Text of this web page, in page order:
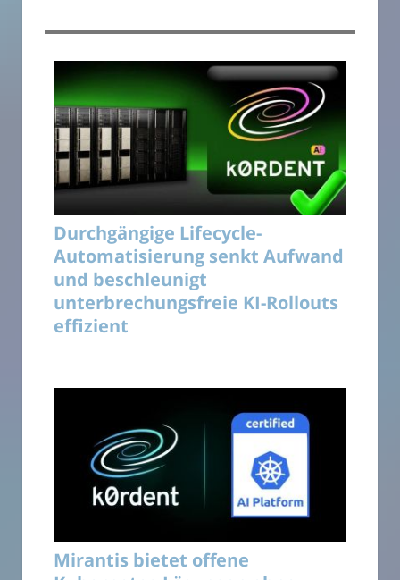
Durchgängige Lifecycle-
Automatisierung senkt Aufwand
und beschleunigt
unterbrechungsfreie KI-Rollouts
effizient
Mirantis bietet offene